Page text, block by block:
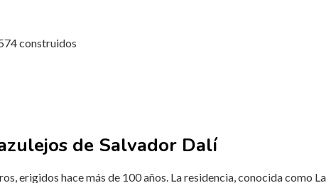
construidos
de Salvador Dalí
erigidos hace más de 100 años. La residencia, conocida como La